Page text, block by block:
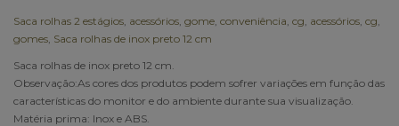
Saca rolhas 2 estágios acessórios gome conveniência cg acessórios cg
gomes Saca rolhas de inox preto 12 cm
Saca rolhas de inox preto 12 cm.
Observação:As cores dos produtos podem sofrer variações em função das
características do monitor e do ambiente durante sua visualização.
Matéria prima: Inox e ABS.